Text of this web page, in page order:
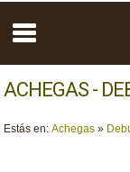
ACHEGAS -
Estás en:Achegas »